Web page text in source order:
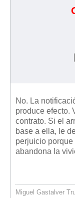
No. La
produce efecto.
contrato. Si el
base a ella, le
perjuicio
abandona la
Miguel Gastalver